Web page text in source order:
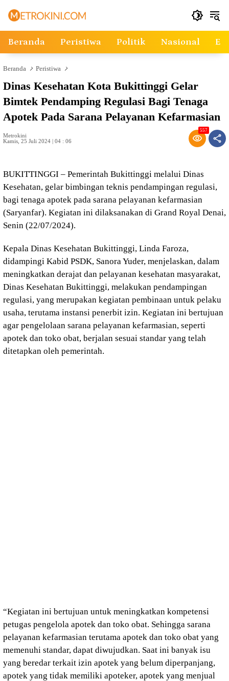
Beranda Peristiwa Politik Nasional
Beranda Peristiwa
Dinas Kesehatan Kota Bukittinggi Gelar
Bimtek Pendamping Regulasi Bagi Tenaga
Apotek Pada Sarana Pelayanan Kefarmasian
Metrokini
Kamis, 25 Juli 2024 | 04 : 06
557
BUKITTINGGI – Pemerintah Bukittinggi melalui Dinas
Kesehatan, gelar bimbingan teknis pendampingan regulasi,
bagi tenaga apotek pada sarana pelayanan kefarmasian
(Saryanfar). Kegiatan ini dilaksanakan di Grand Royal Denai,
Senin (22/07/2024).
Kepala Dinas Kesehatan Bukittinggi, Linda Faroza,
didampingi Kabid PSDK, Sanora Yuder, menjelaskan, dalam
meningkatkan derajat dan pelayanan kesehatan masyarakat,
Dinas Kesehatan Bukittinggi, melakukan pendampingan
regulasi, yang merupakan kegiatan pembinaan untuk pelaku
usaha, terutama instansi penerbit izin. Kegiatan ini bertujuan
agar pengelolaan sarana pelayanan kefarmasian, seperti
apotek dan toko obat, berjalan sesuai standar yang telah
ditetapkan oleh pemerintah.
“Kegiatan ini bertujuan untuk meningkatkan kompetensi
petugas pengelola apotek dan toko obat. Sehingga sarana
pelayanan kefarmasian terutama apotek dan toko obat yang
memenuhi standar, dapat diwujudkan. Saat ini banyak isu
yang beredar terkait izin apotek yang belum diperpanjang,
apotek yang tidak memiliki apoteker, apotek yang menjual